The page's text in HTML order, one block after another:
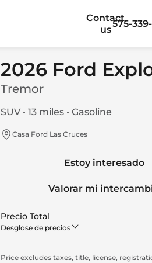
Contact
us
575-
2026 Ford
Tremor
SUV • 13 miles • Gasoline
Casa Ford Las Cruces
Estoy interesado
Valorar mi
Precio Total
Desglose de precios
Price excludes taxes, title, license,